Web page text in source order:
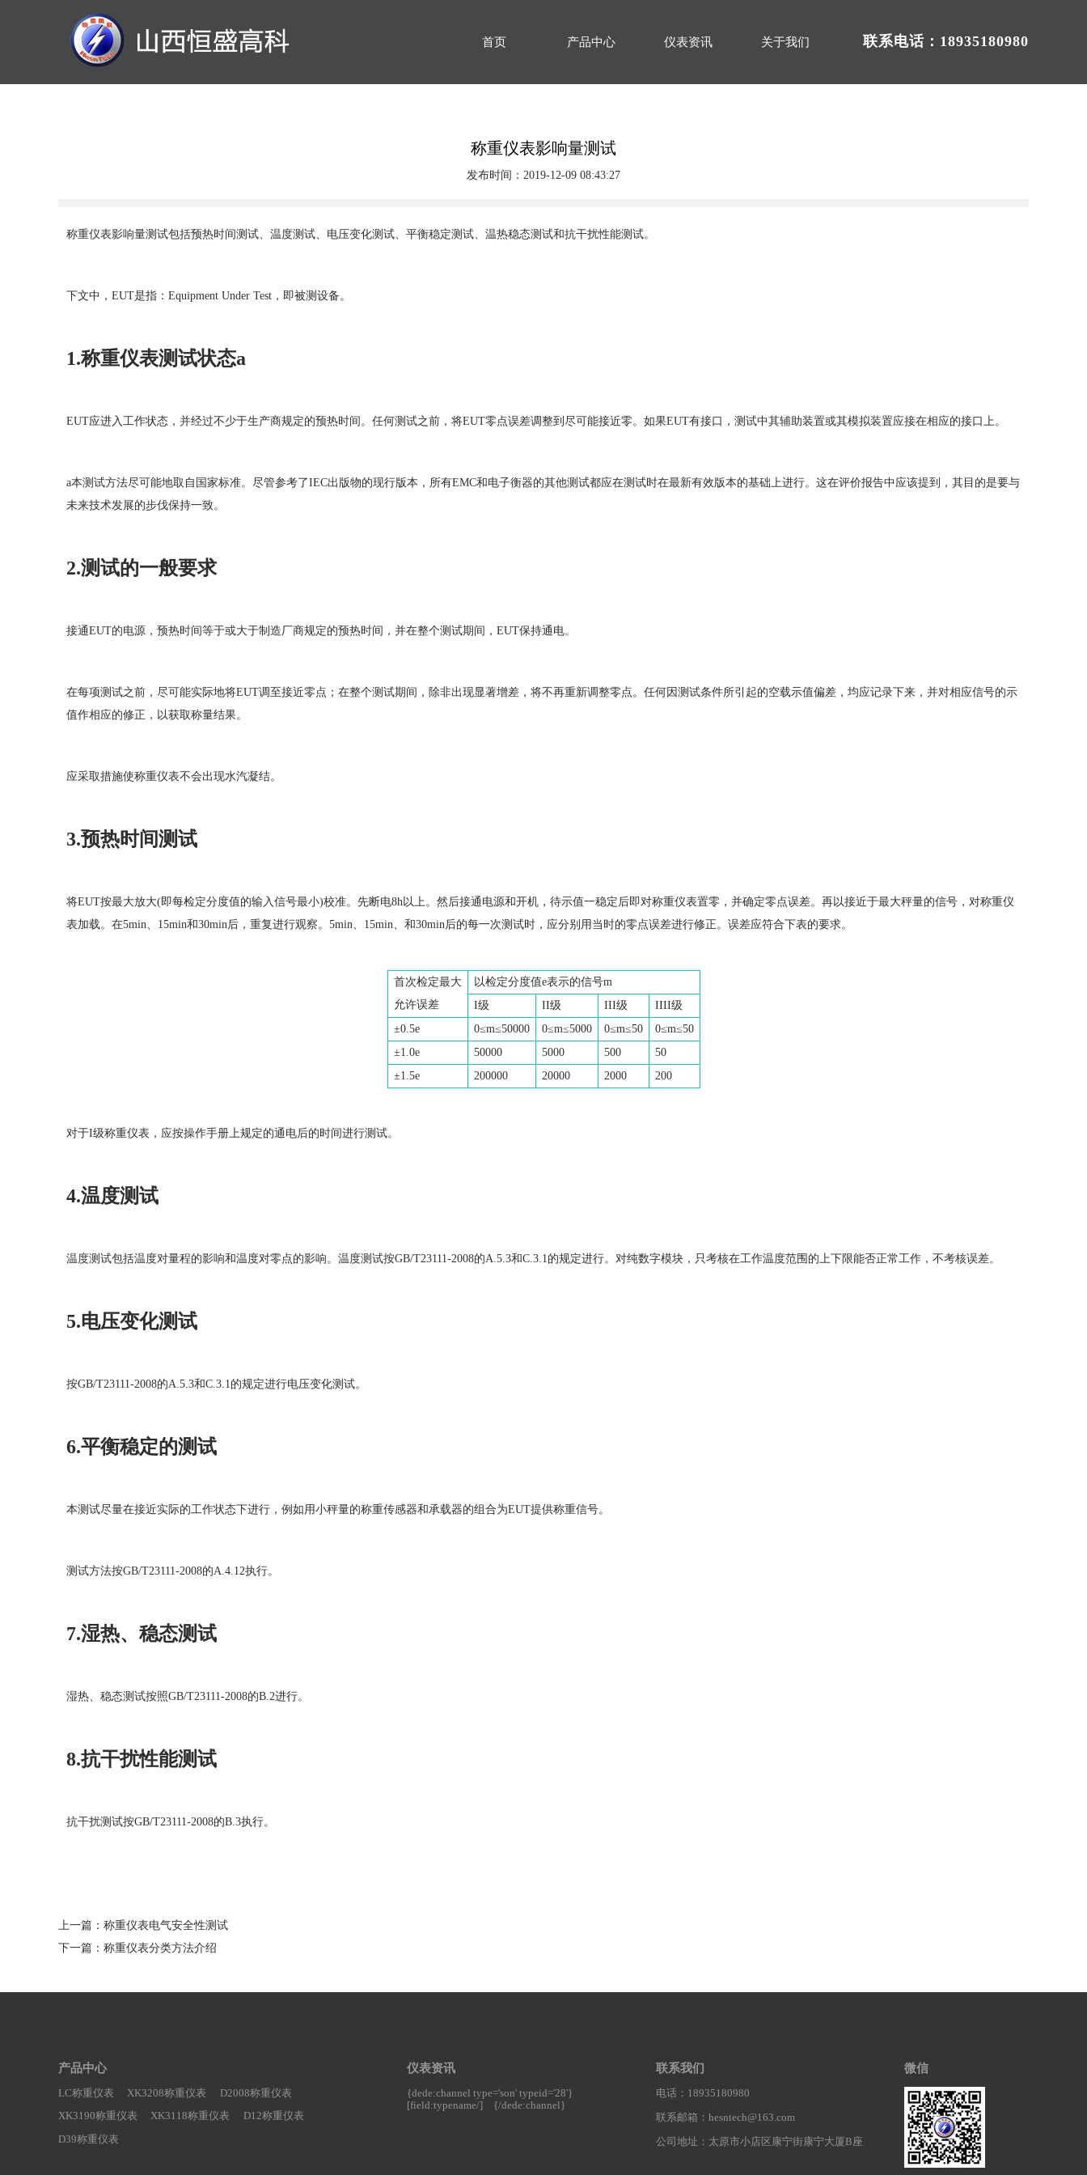
首页 产品中心 仪表资讯 关于我们 联系电话：18935180980
称重仪表影响量测试
发布时间：2019-12-09 08:43:27
称重仪表影响量测试包括预热时间测试、温度测试、电压变化测试、平衡稳定测试、温热稳态测试和抗干扰性能测试。
下文中，EUT是指：Equipment Under Test，即被测设备。
1.称重仪表测试状态a
EUT应进入工作状态，并经过不少于生产商规定的预热时间。任何测试之前，将EUT零点误差调整到尽可能接近零。如果EUT有接口，测试中其辅助装置或其模拟装置应接在相应的接口上。
a本测试方法尽可能地取自国家标准。尽管参考了IEC出版物的现行版本，所有EMC和电子衡器的其他测试都应在测试时在最新有效版本的基础上进行。这在评价报告中应该提到，其目的是要与
未来技术发展的步伐保持一致。
2.测试的一般要求
接通EUT的电源，预热时间等于或大于制造厂商规定的预热时间，并在整个测试期间，EUT保持通电。
在每项测试之前，尽可能实际地将EUT调至接近零点；在整个测试期间，除非出现显著增差，将不再重新调整零点。任何因测试条件所引起的空载示值偏差，均应记录下来，并对相应信号的示
值作相应的修正，以获取称量结果。
应采取措施使称重仪表不会出现水汽凝结。
3.预热时间测试
将EUT按最大放大(即每检定分度值的输入信号最小)校准。先断电8h以上。然后接通电源和开机，待示值一稳定后即对称重仪表置零，并确定零点误差。再以接近于最大秤量的信号，对称重仪
表加载。在5min、15min和30min后，重复进行观察。5min、15min、和30min后的每一次测试时，应分别用当时的零点误差进行修正。误差应符合下表的要求。
首次检定最大
允许误差
以检定分度值e表示的信号m
I级
II级 III级
IIII级
±0.5e
0≤m≤50000 0≤m≤5000 0≤m≤50
0≤m≤50
±1.0e
50000 5000 500
50
±1.5e
200000 20000 2000 200
对于I级称重仪表，应按操作手册上规定的通电后的时间进行测试。
4.温度测试
温度测试包括温度对量程的影响和温度对零点的影响。温度测试按GB/T23111-2008的A.5.3和C.3.1的规定进行。对纯数字模块，只考核在工作温度范围的上下限能否正常工作，不考核误差。
5.电压变化测试
按GB/T23111-2008的A.5.3和C.3.1的规定进行电压变化测试。
6.平衡稳定的测试
本测试尽量在接近实际的工作状态下进行，例如用小秤量的称重传感器和承载器的组合为EUT提供称重信号。
测试方法按GB/T23111-2008的A.4.12执行。
7.湿热、稳态测试
湿热、稳态测试按照GB/T23111-2008的B.2进行。
8.抗干扰性能测试
抗干扰测试按GB/T23111-2008的B.3执行。
上一篇： 称重仪表电气安全性测试
下一篇： 称重仪表分类方法介绍
产品中心
LC称重仪表 XK3208称重仪表
D2008称重仪表
XK3190称重仪表
XK3118称重仪表
D12称重仪表
D39称重仪表
仪表资讯
{dede:channel type='son' typeid='28'}
[field:typename/]
{/dede:channel}
联系我们
电话：18935180980
联系邮箱：hesntech@163.com
公司地址：太原市小店区康宁街康宁大厦B座
微信